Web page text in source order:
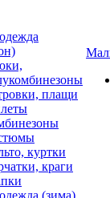
плащи
куртки
краги
(зима)